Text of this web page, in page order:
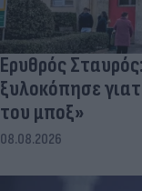
Ερυθρός
ξυλοκόπησε
του μποξ»
08.08.2026